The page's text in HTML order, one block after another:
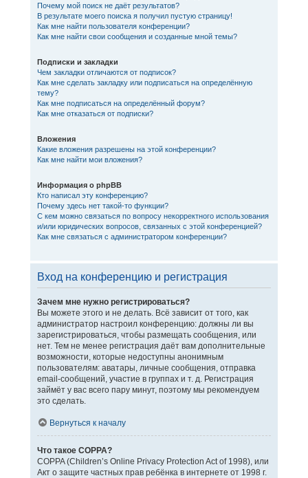
Почему мой поиск не даёт результатов?
В результате моего поиска я получил пустую страницу!
Как мне найти пользователя конференции?
Как мне найти свои сообщения и созданные мной темы?
Подписки и закладки
Чем закладки отличаются от подписок?
Как мне сделать закладку или подписаться на определённую
тему?
Как мне подписаться на определённый форум?
Как мне отказаться от подписки?
Вложения
Какие вложения разрешены на этой конференции?
Как мне найти мои вложения?
Информация о phpBB
Кто написал эту конференцию?
Почему здесь нет такой-то функции?
С кем можно связаться по вопросу некорректного использования
и/или юридических вопросов, связанных с этой конференцией?
Как мне связаться с администратором конференции?
Вход на конференцию и регистрация
Зачем мне нужно регистрироваться?
Вы можете этого и не делать. Всё зависит от того, как
администратор настроил конференцию: должны ли вы
зарегистрироваться, чтобы размещать сообщения, или
нет. Тем не менее регистрация даёт вам дополнительные
возможности, которые недоступны анонимным
пользователям: аватары, личные сообщения, отправка
email-сообщений, участие в группах и т. д. Регистрация
займёт у вас всего пару минут, поэтому мы рекомендуем
это сделать.
Вернуться к началу
Что такое COPPA?
COPPA (Children’s Online Privacy Protection Act of 1998), или
Акт о защите частных прав ребёнка в интернете от 1998 г.